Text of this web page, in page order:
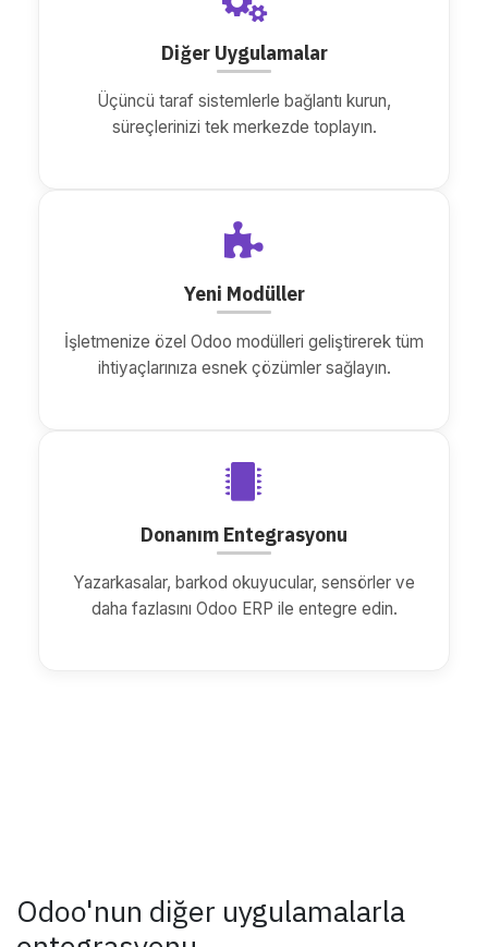
Diğer Uygulamalar
Üçüncü taraf sistemlerle bağlantı kurun,
süreçlerinizi tek merkezde toplayın.
Yeni Modüller
İşletmenize özel Odoo modülleri geliştirerek tüm
ihtiyaçlarınıza esnek çözümler sağlayın.
Donanım Entegrasyonu
Yazarkasalar, barkod okuyucular, sensörler ve
daha fazlasını Odoo ERP ile entegre edin.
Odoo'nun diğer uygulamalarla